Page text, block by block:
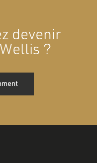
devenir
?